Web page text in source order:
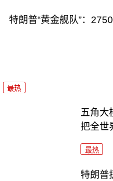
特朗普“黄金舰队”：
最热
五角大
把全世
最热
特朗普